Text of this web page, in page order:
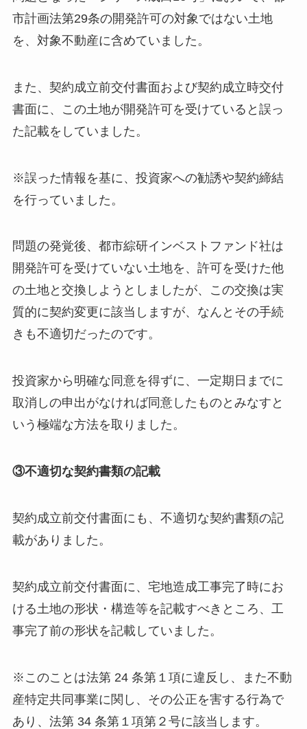
市計画法第29条の開発許可の対象ではない土地
を、対象不動産に含めていました。
また、契約成立前交付書面および契約成立時交付
書面に、この土地が開発許可を受けていると誤っ
た記載をしていました。
※誤った情報を基に、投資家への勧誘や契約締結
を行っていました。
問題の発覚後、都市綜研インベストファンド社は
開発許可を受けていない土地を、許可を受けた他
の土地と交換しようとしましたが、この交換は実
質的に契約変更に該当しますが、なんとその手続
きも不適切だったのです。
投資家から明確な同意を得ずに、一定期日までに
取消しの申出がなければ同意したものとみなすと
いう極端な方法を取りました。
③不適切な契約書類の記載
契約成立前交付書面にも、不適切な契約書類の記
載がありました。
契約成立前交付書面に、宅地造成工事完了時にお
ける土地の形状・構造等を記載すべきところ、工
事完了前の形状を記載していました。
※このことは法第 24 条第１項に違反し、また不動
産特定共同事業に関し、その公正を害する行為で
あり、法第 34 条第１項第２号に該当します。